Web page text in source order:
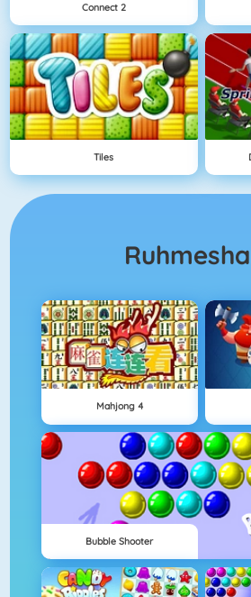
Connect 2
Tiles
Mahjong 4
Bubble Shooter